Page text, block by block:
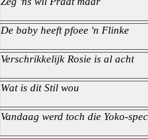
De baby heeft pfoee 'n Flinke
Verschrikkelijk Rosie is al acht
Wat is dit Stil wou
Vandaag werd toch die Yoko-